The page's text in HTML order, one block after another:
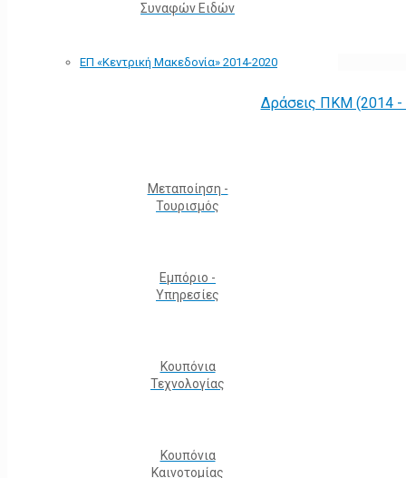
Συναφών Ειδών
ΕΠ «Kεντρική Μακεδονία» 2014-2020
Δράσεις ΠΚΜ (2014 -
Μεταποίηση -
Τουρισμός
Εμπόριο -
Υπηρεσίες
Κουπόνια
Τεχνολογίας
Κουπόνια
Καινοτομίας